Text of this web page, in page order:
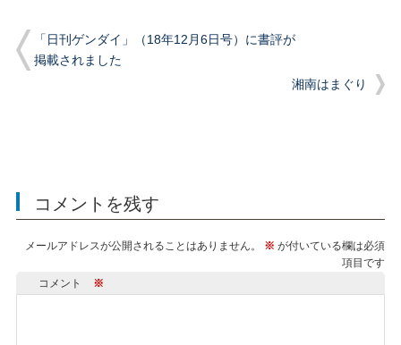
「日刊ゲンダイ」（18年12月6日号）に書評が
掲載されました
湘南はまぐり
コメントを残す
メールアドレスが公開されることはありません。 ※ が付いている欄は必須
項目です
コメント ※